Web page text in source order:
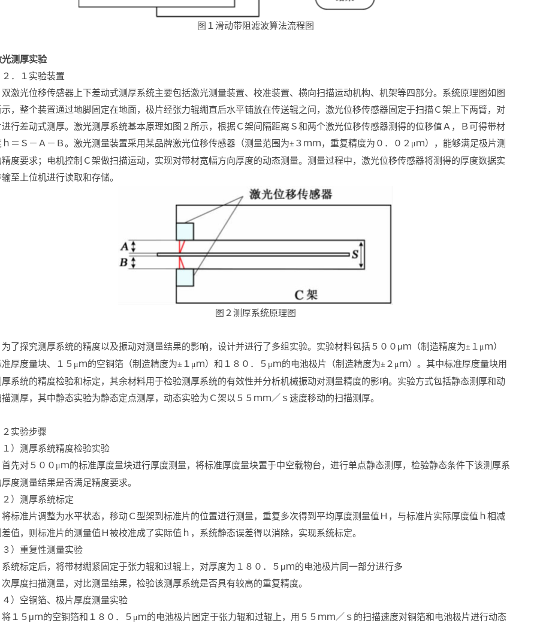
图１滑动带阻滤波算法流程图
测厚实验
２．１实验装置
双激光位移传感器上下差动式测厚系统主要包括激光测量装置、校准装置、横向扫描运动机构、机架等四部分。系统原理图如图
，整个装置通过地脚固定在地面，极片经张力辊绷直后水平铺放在传送辊之间，激光位移传感器固定于扫描Ｃ架上下两臂，对
行差动式测厚。激光测厚系统基本原理如图２所示，根据Ｃ架间隔距离Ｓ和两个激光位移传感器测得的位移值Ａ，Ｂ可得带材
＝Ｓ－Ａ－Ｂ。激光测量装置采用某品牌激光位移传感器（测量范围为± ３ｍｍ，重复精度为０．０２ μｍ），能够满足极片测
度要求；电机控制Ｃ架做扫描运动，实现对带材宽幅方向厚度的动态测量。测量过程中，激光位移传感器将测得的厚度数据实
至上位机进行读取和存储。
图２测厚系统原理图
为了探究测厚系统的精度以及振动对测量结果的影响，设计并进行了多组实验。实验材料包括５００ μｍ（制造精度为± １ μｍ）
厚度量块、１５ μｍ的空铜箔（制造精度为± １ μｍ）和１８０．５ μｍ的电池极片（制造精度为± ２ μｍ）。其中标准厚度量块用
系统的精度检验和标定，其余材料用于检验测厚系统的有效性并分析机械振动对测量精度的影响。实验方式包括静态测厚和动
测厚，其中静态实验为静态定点测厚，动态实验为Ｃ架以５５ｍｍ／ｓ速度移动的扫描测厚。
实验步骤
１）测厚系统精度检验实验
首先对５００ μｍ的标准厚度量块进行厚度测量，将标准厚度量块置于中空载物台，进行单点静态测厚，检验静态条件下该测厚系
度测量结果是否满足精度要求。
２）测厚系统标定
将标准片调整为水平状态，移动Ｃ型架到标准片的位置进行测量，重复多次得到平均厚度测量值Ｈ，与标准片实际厚度值ｈ相减
值，则标准片的测量值Ｈ被校准成了实际值ｈ，系统静态误差得以消除，实现系统标定。
３）重复性测量实验
系统标定后，将带材绷紧固定于张力辊和过辊上，对厚度为１８０．５ μｍ的电池极片同一部分进行多
次厚度扫描测量，对比测量结果，检验该测厚系统是否具有较高的重复精度。
４）空铜箔、极片厚度测量实验
将１５ μｍ的空铜箔和１８０．５ μｍ的电池极片固定于张力辊和过辊上，用５５ｍｍ／ｓ的扫描速度对铜箔和电池极片进行动态